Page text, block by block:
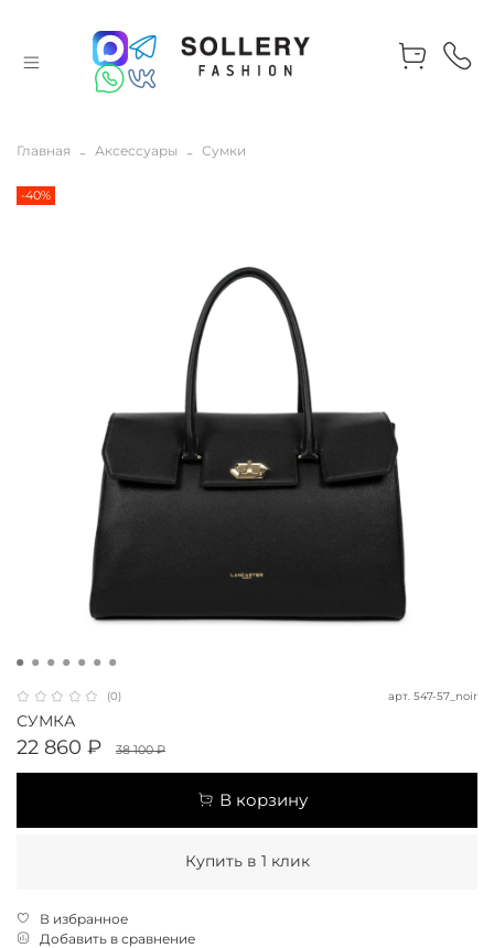
Главная Аксессуары Сумки
-40%
(0) арт. 547-57_noir
СУМКА
22 860 ₽ 38 100 ₽
В корзину
Купить в 1 клик
В избранное
Добавить в сравнение